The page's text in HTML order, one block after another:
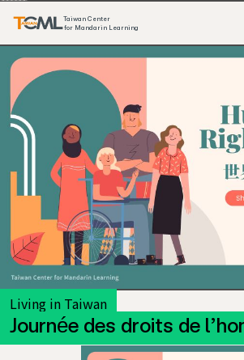
Taiwan Center
for Mandarin Learning
Living in Taiwan
Journée des droits de